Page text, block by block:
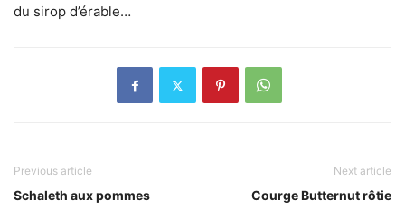
du sirop d’érable…
Previous article
Schaleth aux pommes
Next article
Courge Butternut rôtie